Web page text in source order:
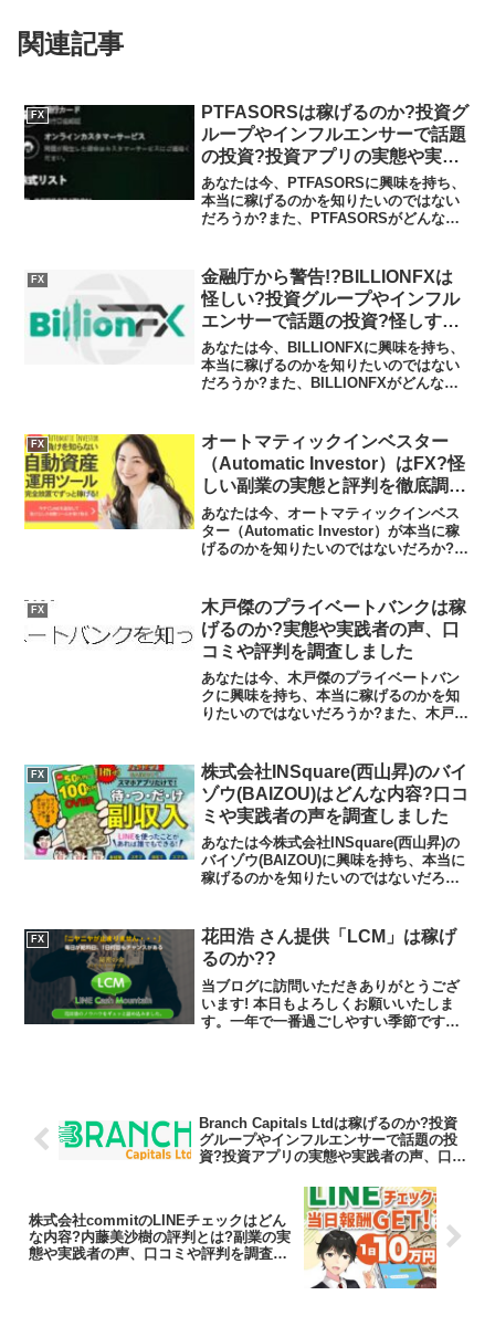
関連記事
FX
PTFASORSは稼げるのか?投資グ
ループやインフルエンサーで話題
の投資?投資アプリの実態や実践
者の声、口コミや評判を調査しま
した
あなたは今、PTFASORSに興味を持ち、
本当に稼げるのかを知りたいのではない
だろうか?また、PTFASORSがどんな内
PTFASORSは日本の金融庁の登録なしの
無許可営業...
FX
金融庁から警告!?BILLIONFXは
怪しい?投資グループやインフル
エンサーで話題の投資?怪しすぎ
る投資グループの実態や実践者の
声、口コミや評判を調査しました
あなたは今、BILLIONFXに興味を持ち、
本当に稼げるのかを知りたいのではない
だろうか?また、BILLIONFXがどんな内
BILLIONFXは金融庁から警告を受けてい
る無...
FX
オートマティックインベスター
（Automatic Investor）はFX?怪
しい副業の実態と評判を徹底調
査！
あなたは今、オートマティックインベス
ター（Automatic Investor）が本当に稼
げるのかを知りたいのではないだろか?ま
何なのかを調べようとしてい...
FX
木戸傑のプライベートバンクは稼
げるのか?実態や実践者の声、口
コミや評判を調査しました
あなたは今、木戸傑のプライベートバン
クに興味を持ち、本当に稼げるのかを知
りたいのではないだろうか?また、木戸傑
だろうか？答え、結論を言うと、木戸傑
のプライベートバンクが...
FX
株式会社INSquare(西山昇)のバイ
ゾウ(BAIZOU)はどんな内容?口コ
ミや実践者の声を調査しました
あなたは今株式会社INSquare(西山昇)の
バイゾウ(BAIZOU)に興味を持ち、本当に
稼げるのかを知りたいのではないだろう
はないだろうか？答えを言うと稼ぐこ...
FX
花田浩 さん提供「LCM」は稼げ
るのか??
当ブログに訪問いただきありがとうござ
います! 本日もよろしくお願いいたしま
す。一年で一番過ごしやすい季節ですね!!
Branch Capitals Ltdは稼げるのか?投資
グループやインフルエンサーで話題の投
資?投資アプリの実態や実践者の声、口コ
株式会社commitのLINEチェックはどん
な内容?内藤美沙樹の評判とは?副業の実
態や実践者の声、口コミや評判を調査し